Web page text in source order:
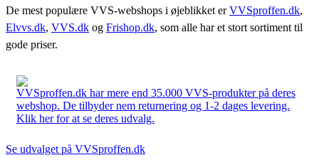
De mest populære VVS-webshops i øjeblikket erVVSproffen.dk,
Elvvs.dk, VVS.dk og Frishop.dk, som alle har et stort sortiment til
gode priser.
VVSproffen.dk har mere end 35.000 VVS-produkter på deres
webshop. De tilbyder nem returnering og 1-2 dages levering.
Klik her for at se deres udvalg.
Se udvalget på VVSproffen.dk